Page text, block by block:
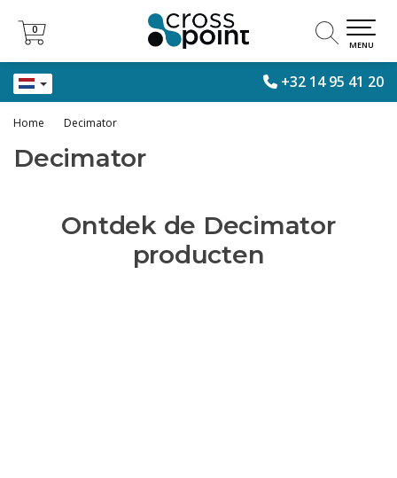
+32 14 95 41 20
0
0
MENU
Home Decimator
Decimator
Ontdek de Decimator
producten